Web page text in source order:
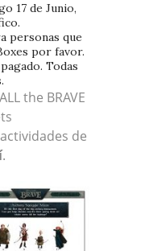
17 de Junio,
personas que
por favor.
Todas
the BRAVE
de
.